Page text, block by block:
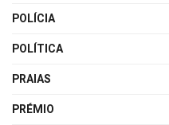
POLÍCIA
POLÍTICA
PRAIAS
PRÉMIO